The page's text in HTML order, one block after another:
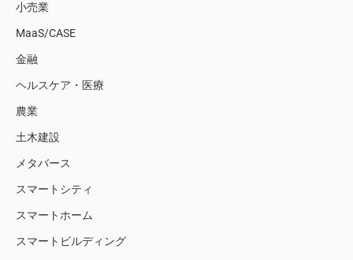
小売業
MaaS/CASE
金融
ヘルスケア・医療
農業
土木建設
メタバース
スマートシティ
スマートホーム
スマートビルディング